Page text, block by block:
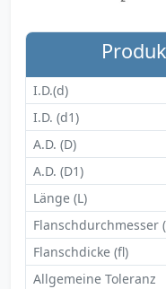
I.D.(d)
I.D. (d1)
A.D. (D)
A.D. (D1)
Länge (L)
Flanschdurchmesser
Flanschdicke (fl)
Allgemeine Toleranz